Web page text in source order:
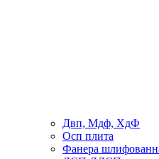
Двп, Мдф, ХдФ
Осп плита
Фанера